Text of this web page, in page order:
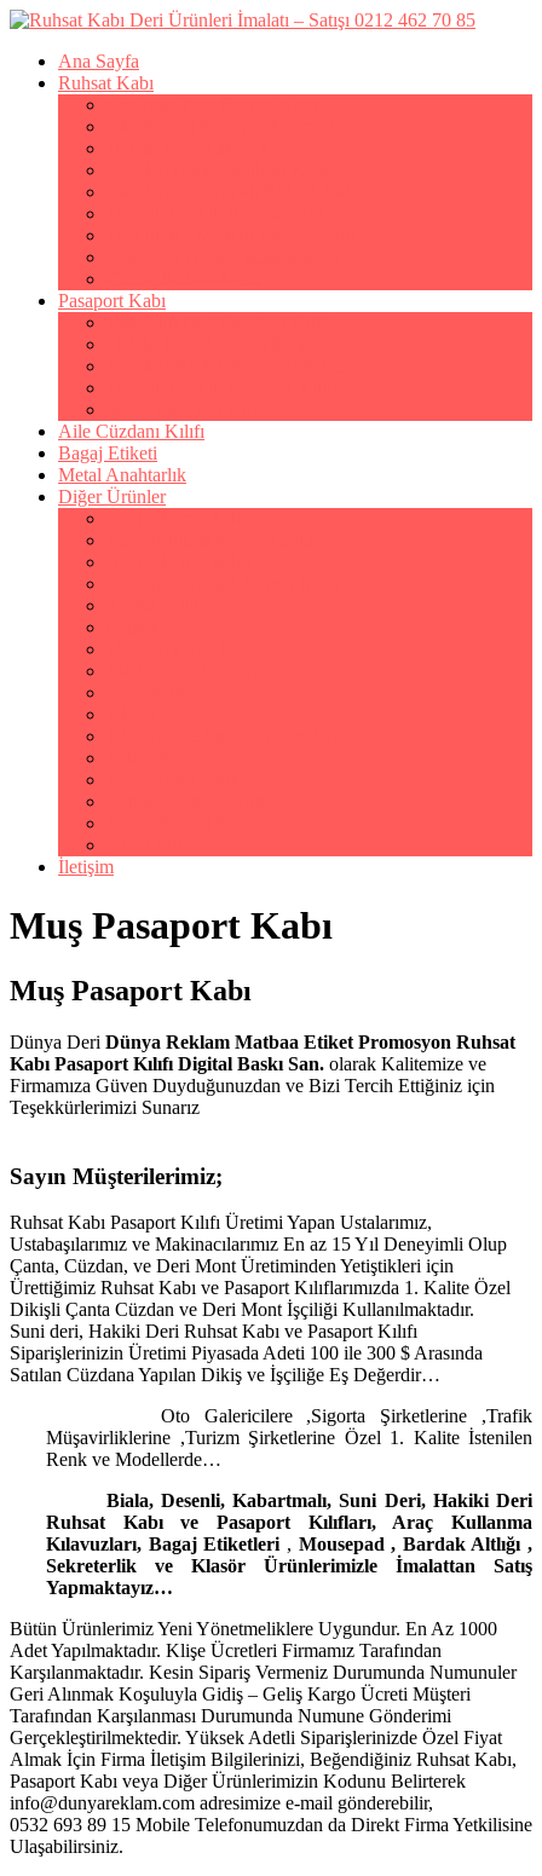
Ana Sayfa
Ruhsat Kabı
Pasaport Kabı
Aile Cüzdanı Kılıfı
Bagaj Etiketi
Metal Anahtarlık
Diğer Ürünler
İletişim
Muş Pasaport Kabı
Muş Pasaport Kabı
Dünya Deri Dünya Reklam Matbaa Etiket Promosyon Ruhsat
Kabı Pasaport Kılıfı Digital Baskı San. olarak Kalitemize ve
Firmamıza Güven Duyduğunuzdan ve Bizi Tercih Ettiğiniz için
Teşekkürlerimizi Sunarız
Sayın Müşterilerimiz;
Ruhsat Kabı Pasaport Kılıfı Üretimi Yapan Ustalarımız,
Ustabaşılarımız ve Makinacılarımız En az 15 Yıl Deneyimli Olup
Çanta, Cüzdan, ve Deri Mont Üretiminden Yetiştikleri için
Ürettiğimiz Ruhsat Kabı ve Pasaport Kılıflarımızda 1. Kalite Özel
Dikişli Çanta Cüzdan ve Deri Mont İşçiliği Kullanılmaktadır.
Suni deri, Hakiki Deri Ruhsat Kabı ve Pasaport Kılıfı
Siparişlerinizin Üretimi Piyasada Adeti 100 ile 300 $ Arasında
Satılan Cüzdana Yapılan Dikiş ve İşçiliğe Eş Değerdir…
Oto Galericilere ,Sigorta Şirketlerine ,Trafik
Müşavirliklerine ,Turizm Şirketlerine Özel 1. Kalite İstenilen
Renk ve Modellerde…
Biala, Desenli, Kabartmalı, Suni Deri, Hakiki Deri
Ruhsat Kabı ve Pasaport Kılıfları, Araç Kullanma
Kılavuzları, Bagaj Etiketleri , Mousepad , Bardak Altlığı ,
Sekreterlik ve Klasör Ürünlerimizle İmalattan Satış
Yapmaktayız…
Bütün Ürünlerimiz Yeni Yönetmeliklere Uygundur. En Az 1000
Adet Yapılmaktadır. Klişe Ücretleri Firmamız Tarafından
Karşılanmaktadır. Kesin Sipariş Vermeniz Durumunda Numunuler
Geri Alınmak Koşuluyla Gidiş – Geliş Kargo Ücreti Müşteri
Tarafından Karşılanması Durumunda Numune Gönderimi
Gerçekleştirilmektedir. Yüksek Adetli Siparişlerinizde Özel Fiyat
Almak İçin Firma İletişim Bilgilerinizi, Beğendiğiniz Ruhsat Kabı,
Pasaport Kabı veya Diğer Ürünlerimizin Kodunu Belirterek
info@dunyareklam.com adresimize e-mail gönderebilir,
0532 693 89 15 Mobile Telefonumuzdan da Direkt Firma Yetkilisine
Ulaşabilirsiniz.